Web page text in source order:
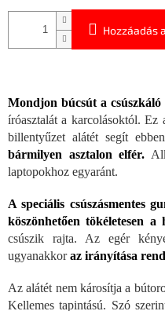
Hozzáadás
Mondjon búcsút a
íróasztalát a karcolásoktól. Ez
billentyűzet alátét segít
bármilyen asztalon elfér.
laptopokhoz egyaránt.
A speciális csúszásmentes
köszönhetően tökéletesen a
csúszik rajta. Az egér
ugyanakkoraz irányítása
Az alátét nem károsítja a
Kellemes tapintású. Szó